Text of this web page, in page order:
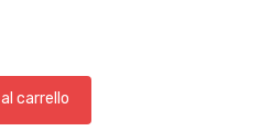
carrello